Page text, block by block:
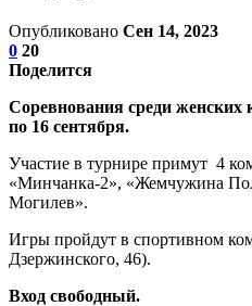
Опубликовано Сен 14, 2023
0 20
Поделится
Соревнования среди женских
по 16 сентября.
Участие в турнире примут 4
«Минчанка-2», «Жемчужина
Могилев».
Игры пройдут в спортивном
Дзержинского, 46).
Вход свободный.